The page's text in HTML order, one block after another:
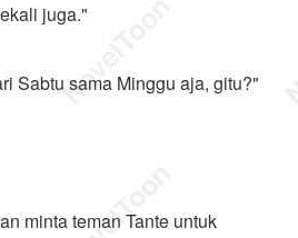
juga."
Sabtu sama Minggu aja, gitu?"
minta teman Tante untuk